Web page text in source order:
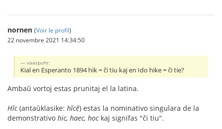
nornen (Voir le profil)
22 novembre 2021 14:34:50
vaaspuhr:
Kial en Esperanto 1894 hik = ĉi tiu kaj en Ido hike = ĉi tie?
Ambaŭ vortoj estas prunitaj el la latina.
Hĭc(antaŭklasike: hĭcĕ) estas la nominativo singulara de la
demonstrativo hic, haec, hockaj signifas "ĉi tiu".